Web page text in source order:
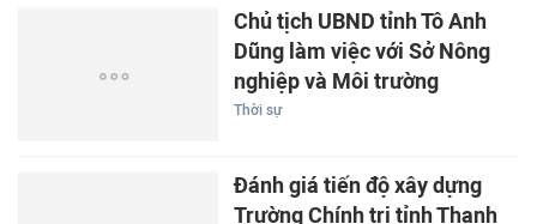
Chủ tịch UBND tỉnh Tô Anh
Dũng làm việc với Sở Nông
nghiệp và Môi trường
Thời sự
Đánh giá tiến độ xây dựng
Trường Chính trị tỉnh Thanh